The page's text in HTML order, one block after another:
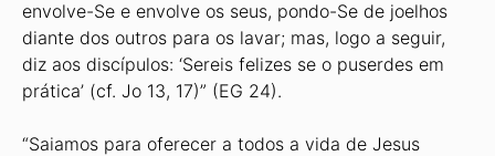
envolve-Se e envolve os seus, pondo-Se de joelhos
diante dos outros para os lavar; mas, logo a seguir,
diz aos discípulos: ‘Sereis felizes se o puserdes em
prática’ (cf. Jo 13, 17)” (EG 24).
“Saiamos para oferecer a todos a vida de Jesus